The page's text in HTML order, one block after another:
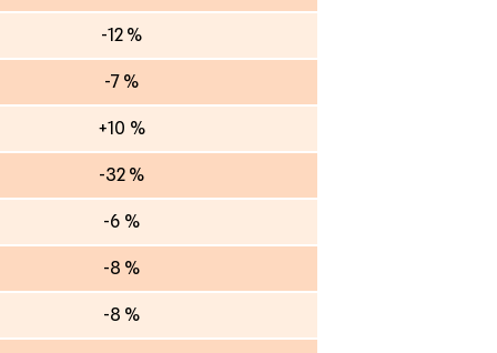
-12 %
-7 %
+10 %
-32 %
-6 %
-8 %
-8 %